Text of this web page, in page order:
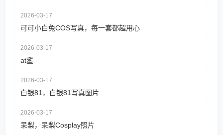
2026-03-17
可可小白兔COS写真，每一套都超用心
2026-03-17
at鲨
2026-03-17
白银81，白银81写真图片
2026-03-17
呆梨，呆梨Cosplay照片